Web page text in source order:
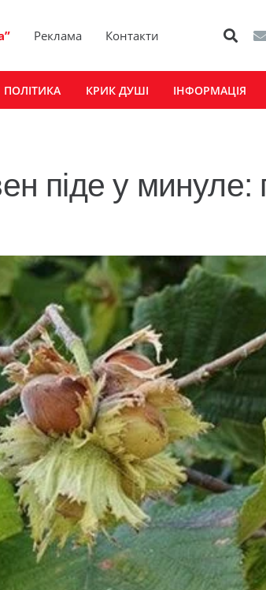
Реклама Контакти
ПОЛІТИКА КРИК ДУШІ ІНФОРМАЦІЯ
піде у минуле: